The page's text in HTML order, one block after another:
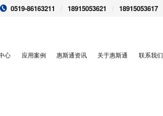
0519-86163211 / 18915053621 / 18915053617
心 应用案例 惠斯通资讯 关于惠斯通 联系我们